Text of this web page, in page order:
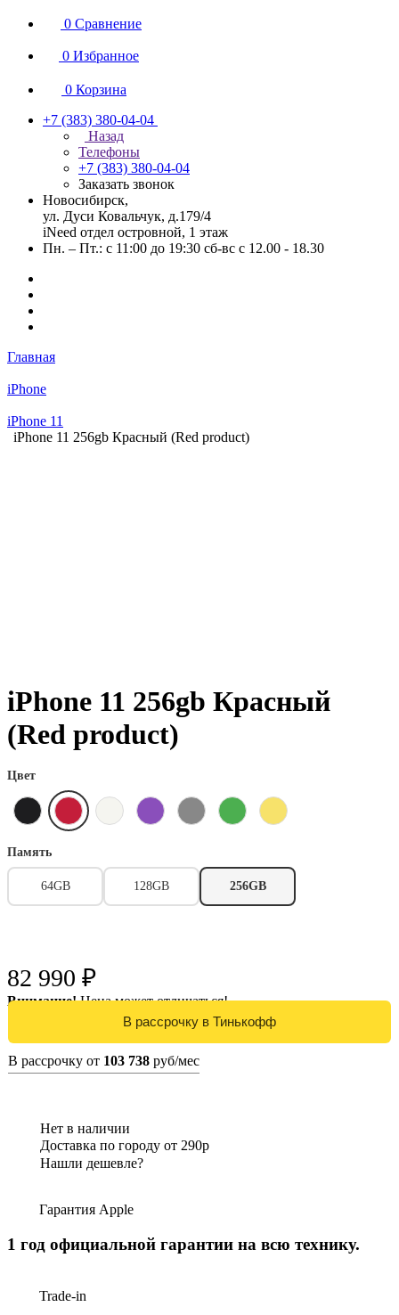
0 Сравнение
0 Избранное
0 Корзина
+7 (383) 380-04-04
Назад
Телефоны
+7 (383) 380-04-04
Заказать звонок
Новосибирск,
ул. Дуси Ковальчук, д.179/4
iNeed отдел островной, 1 этаж
Пн. – Пт.: с 11:00 до 19:30 сб-вс с 12.00 - 18.30
Главная
iPhone
iPhone 11
iPhone 11 256gb Красный (Red product)
iPhone 11 256gb Красный
(Red product)
Цвет
Память
64GB 128GB 256GB
82 990 ₽
Внимание!Цена может отличаться!
В рассрочку от 103 738 руб/мес
Нет в наличии
Доставка по городу от 290р
Нашли дешевле?
Гарантия Apple
1 год официальной гарантии на всю технику.
Trade-in